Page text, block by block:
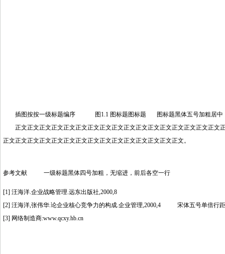
插图按按一级标题编序 图1.1 图标题图标题 图标题黑体五号加粗居中
正文正文正文正文正文正文正文正文正文正文正文正文正文正文正文正文正文
正文正文正文正文正文正文正文正文正文正文正文正文正文正文正文。
参考文献 一级标题黑体四号加粗，无缩进，前后各空一行
[1] 汪海洋.企业战略管理.远东出版社,2000,8
[2] 汪海洋,张伟华.论企业核心竞争力的构成.企业管理,2000,4 宋体五号单倍行
[3] 网络制造商:www.qcxy.hb.cn